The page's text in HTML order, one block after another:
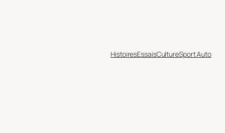
HistoiresEssaisCultureSport Auto